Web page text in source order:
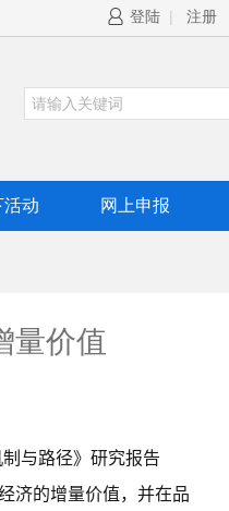
登陆 | 注册
活动 网上申报
量价值
与路径》研究报告
济的增量价值，并在品